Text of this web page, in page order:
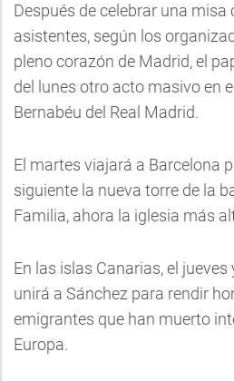
Después de celebrar una misa
asistentes, según los
pleno corazón de Madrid, el
del lunes otro acto masivo en
Bernabéu del Real Madrid.
El martes viajará a Barcelona
siguiente la nueva torre de la
Familia, ahora la iglesia más
En las islas Canarias, el jueves
unirá a Sánchez para rendir
emigrantes que han muerto
Europa.